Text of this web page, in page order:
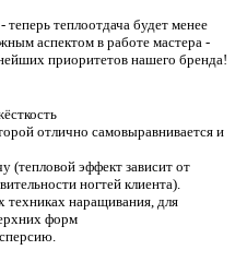
теплоотдача будет менее
аспектом в работе мастера -
приоритетов нашего бренда!
отлично самовыравнивается и
(тепловой эффект зависит от
ногтей клиента).
техниках наращивания, для
форм